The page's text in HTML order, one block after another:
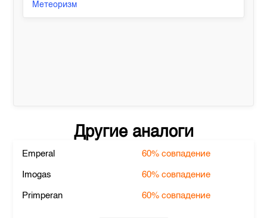
Метеоризм
Другие аналоги
Emperal 60% совпадение
Imogas 60% совпадение
Primperan 60% совпадение